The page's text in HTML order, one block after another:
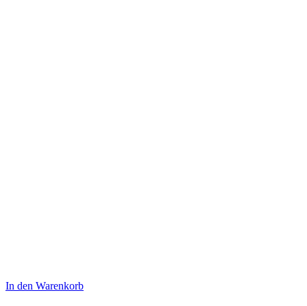
In den Warenkorb